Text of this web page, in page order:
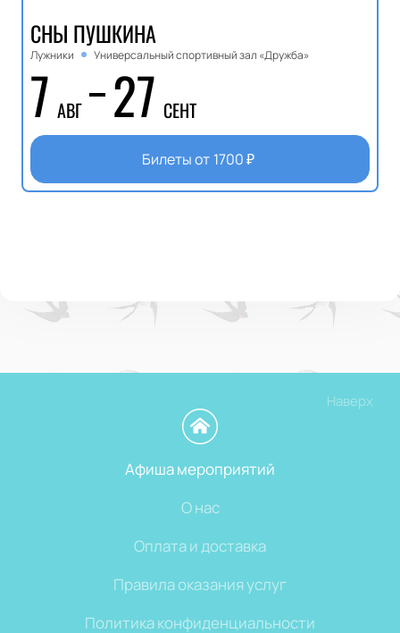
СНЫ ПУШКИНА
Лужники Универсальный спортивный зал «Дружба»
7 АВГ 27 СЕНТ
Билеты от 1700₽
Наверх
Афиша мероприятий
О нас
Оплата и доставка
Правила оказания услуг
Политика конфиденциальности